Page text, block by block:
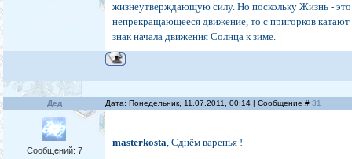
жизнеутверждающую силу. Но поскольку Жизнь -
непрекращающееся движение, то с пригорков катают
знак начала движения Солнца к зиме.
Дед Дата: Понедельник, 11.07.2011, 00:14 | Сообщение #31
Сообщений: 7
masterkosta, Сднём варенья !